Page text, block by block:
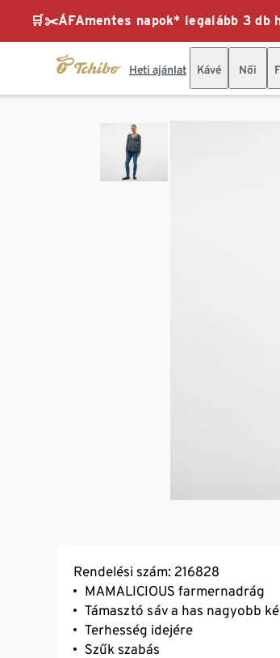
🛒✂️ÁFAmentes napok* legalább 3
Heti ajánlat Kávé Női
Rendelési szám: 216828
MAMALICIOUS farmernadrág
Támasztó sáv a has nagyobb
Terhesség idejére
Szűk szabás